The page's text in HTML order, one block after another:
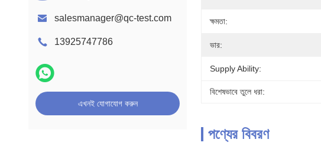
salesmanager@qc-test.com
13925747786
এখনই যোগাযোগ করুন
ক্ষমতা:
ভার:
Supply Ability:
বিশেষভাবে তুলে ধরা:
পণ্যের বিবরণ